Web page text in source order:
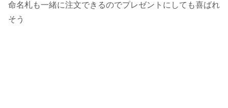
命名札も一緒に注文できるのでプレゼントにしても喜ばれ
そう